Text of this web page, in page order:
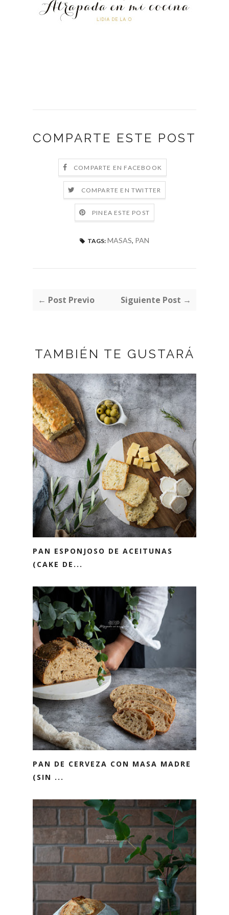
COMPARTE ESTE POST
COMPARTE EN FACEBOOK
COMPARTE EN TWITTER
PINEA ESTE POST
TAGS: MASAS, PAN
← Post Previo Siguiente Post →
TAMBIÉN TE GUSTARÁ
PAN ESPONJOSO DE ACEITUNAS
(CAKE DE...
PAN DE CERVEZA CON MASA MADRE
(SIN ...